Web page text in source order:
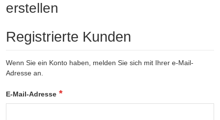
erstellen
Registrierte Kunden
Wenn Sie ein Konto haben, melden Sie sich mit Ihrer e-Mail-
Adresse an.
E-Mail-Adresse